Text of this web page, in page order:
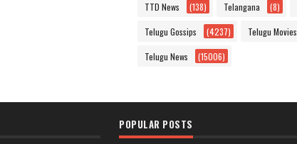
TTD News (138) Telangana (8)
Telugu Gossips (4237) Telugu Movies
Telugu News (15006)
POPULAR POSTS